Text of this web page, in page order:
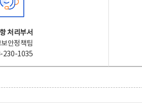
처리부서
보안정책팀
230-1035